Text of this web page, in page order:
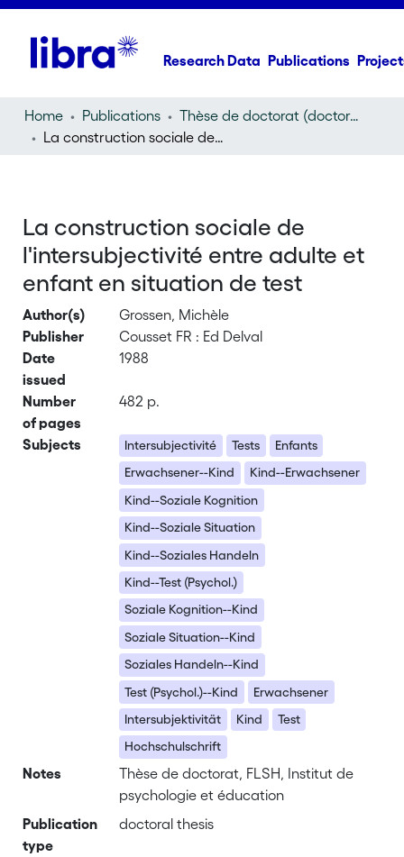
Research Data Publications
Home Publications
Thèse de doctorat (doctoral thesis)
La construction sociale de l'intersubjectivité entre adulte et enfant en situation de test
La construction sociale de
l'intersubjectivité entre adulte et
enfant en situation de test
Author(s)
Grossen, Michèle
Publisher
Cousset FR : Ed Delval
Date
issued
1988
Number
of pages
482 p.
Subjects Intersubjectivité Tests
Enfants
Erwachsener--Kind
Kind--Erwachsener
Kind--Soziale Kognition
Kind--Soziale Situation
Kind--Soziales Handeln
Kind--Test (Psychol.)
Soziale Kognition--Kind
Soziale Situation--Kind
Soziales Handeln--Kind
Test (Psychol.)--Kind
Erwachsener
Intersubjektivität
Kind
Test
Hochschulschrift
Notes
Thèse de doctorat, FLSH, Institut de
psychologie et éducation
Publication
type
doctoral thesis